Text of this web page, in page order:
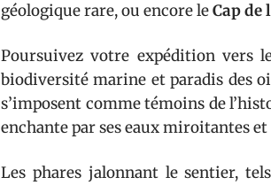
géologique rare, ou encore leCap de
Poursuivez votre expédition vers
biodiversité marine et paradis des
s’imposent comme témoins de
enchante par ses eaux miroitantes
Les phares jalonnant le sentier,